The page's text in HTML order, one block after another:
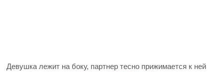
Девушка лежит на боку, партнер тесно прижимается к ней